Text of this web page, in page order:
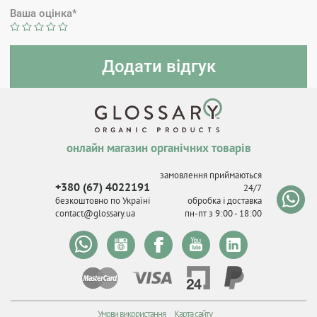
Ваша оцінка*
онлайн магазин органічних товарів
+380 (67) 4022191
безкоштовно по Україні
contact@glossary.ua
замовлення приймаються
24/7
обробка і доставка
пн-пт з 9:00 - 18:00
Умови використання Карта сайту